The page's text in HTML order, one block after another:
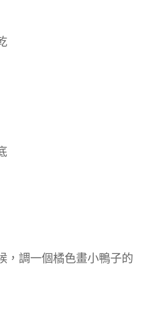
，調一個橘色畫小鴨子的